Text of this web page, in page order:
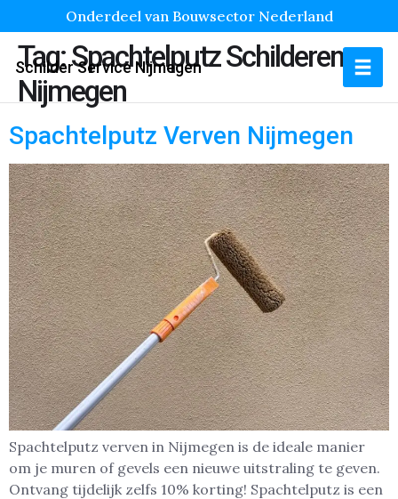
Onderdeel van Bouwsector Nederland
Schilder Service Nijmegen
Tag:Spachtelputz Schilderen
Nijmegen
Spachtelputz Verven Nijmegen
Spachtelputz verven in Nijmegen is de ideale manier
om je muren of gevels een nieuwe uitstraling te geven.
Ontvang tijdelijk zelfs 10% korting! Spachtelputz is een